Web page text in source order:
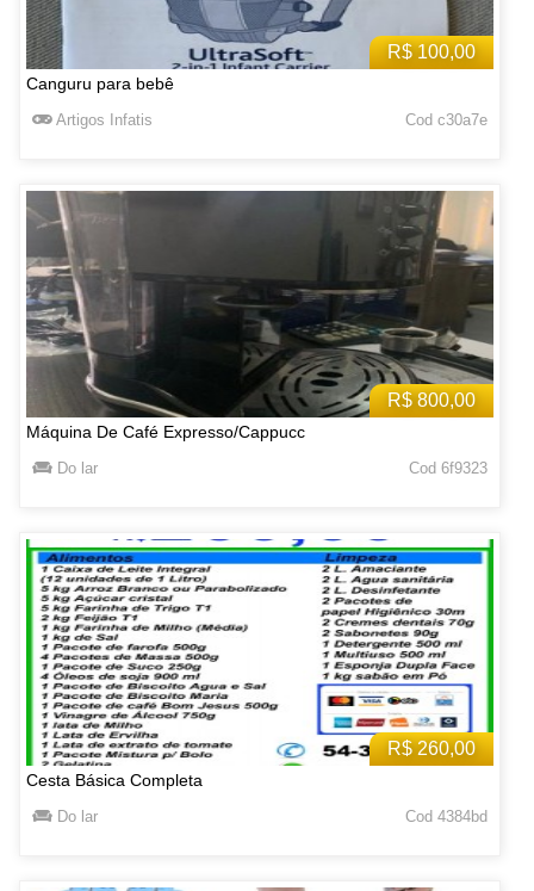
R$ 100,00
Canguru para bebê
Artigos Infatis Cod c30a7e
R$ 800,00
Máquina De Café Expresso/Cappucc
Do lar Cod 6f9323
R$ 260,00
Cesta Básica Completa
Do lar Cod 4384bd